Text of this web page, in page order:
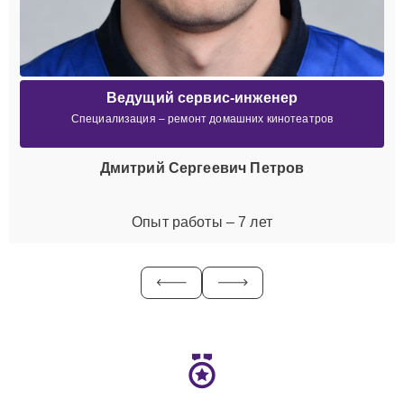
Ведущий сервис-инженер
Специализация – ремонт домашних кинотеатров
Дмитрий Сергеевич Петров
Опыт работы – 7 лет